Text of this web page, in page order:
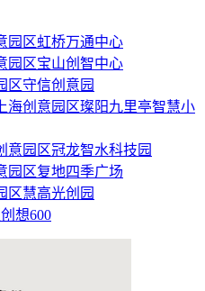
虹桥万通中心
宝山创智中心
守信创意园
璨阳九里亭智慧小
冠龙智水科技园
复地四季广场
慧高光创园
创想600